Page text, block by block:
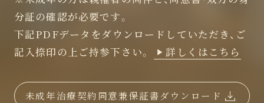
分証の確認が必要です。
下記PDFデータをダウンロードしていただき、ご
記入捺印の上ご持参下さい。
詳しくはこちら
未成年治療契約同意兼保証書ダウンロード